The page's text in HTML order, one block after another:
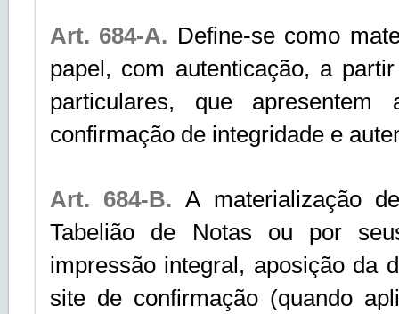
Art. 684-A. Define-se como
papel, com autenticação, a
particulares, que
confirmação de integridade e
Art. 684-B. A materialização
Tabelião de Notas ou por
impressão integral, aposição da
site de confirmação (quando